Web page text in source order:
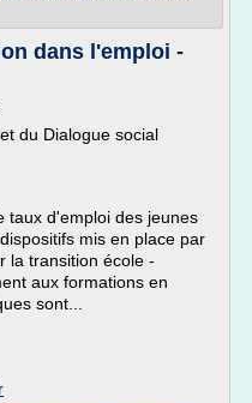
dans l'emploi -
du Dialogue social
taux d'emploi des jeunes
mis en place par
la transition école -
aux formations en
sont...